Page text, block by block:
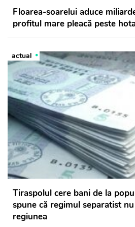
Floarea-soarelui aduce
profitul mare pleacă peste
actual
Tiraspolul cere bani de la
spune că regimul separatist
regiunea